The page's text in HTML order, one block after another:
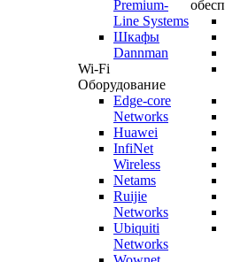
Premium-
Line Systems
Шкафы
Dannman
Wi-Fi
Оборудование
Edge-core
Networks
Huawei
InfiNet
Wireless
Netams
Ruijie
Networks
Ubiquiti
Networks